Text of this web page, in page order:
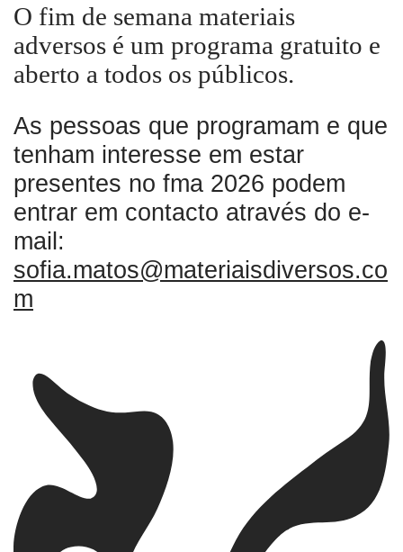
O fim de semana materiais
adversos é um programa gratuito e
aberto a todos os públicos.
As pessoas que programam e que
tenham interesse em estar
presentes no fma 2026 podem
entrar em contacto através do e-
mail:
sofia.matos@materiaisdiversos.co
m